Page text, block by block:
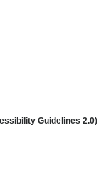
Guidelines 2.0)